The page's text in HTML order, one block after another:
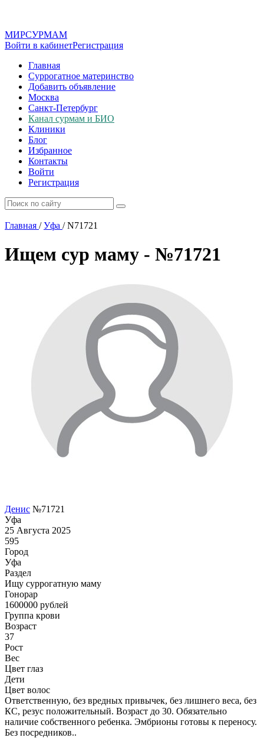
МИРСУРМАМ
Войти в кабинетРегистрация
Главная
Суррогатное материнство
Добавить объявление
Москва
Санкт-Петербург
Канал сурмам и БИО
Клиники
Блог
Избранное
Контакты
Войти
Регистрация
Главная / Уфа /N71721
Ищем сур маму - №71721
Денис №71721
Уфа
25 Августа 2025
595
Город
Уфа
Раздел
Ищу суррогатную маму
Гонoрар
1600000 рублей
Группа крови
Возраст
37
Рост
Вес
Цвет глаз
Дети
Цвет волос
Ответственную, без вредных привычек, без лишнего веса, без
КС, резус положительный. Возраст до 30. Обязательно
наличие собственного ребенка. Эмбрионы готовы к переносу.
Без посредников..